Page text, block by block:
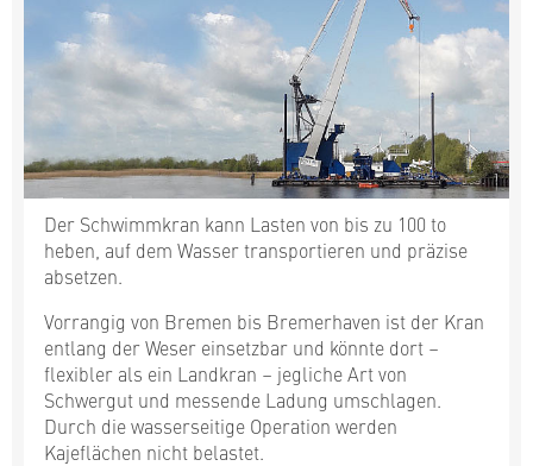
Der Schwimmkran kann Lasten von bis zu 100 to
heben, auf dem Wasser transportieren und präzise
absetzen.
Vorrangig von Bremen bis Bremerhaven ist der Kran
entlang der Weser einsetzbar und könnte dort –
flexibler als ein Landkran – jegliche Art von
Schwergut und messende Ladung umschlagen.
Durch die wasserseitige Operation werden
Kajeflächen nicht belastet.